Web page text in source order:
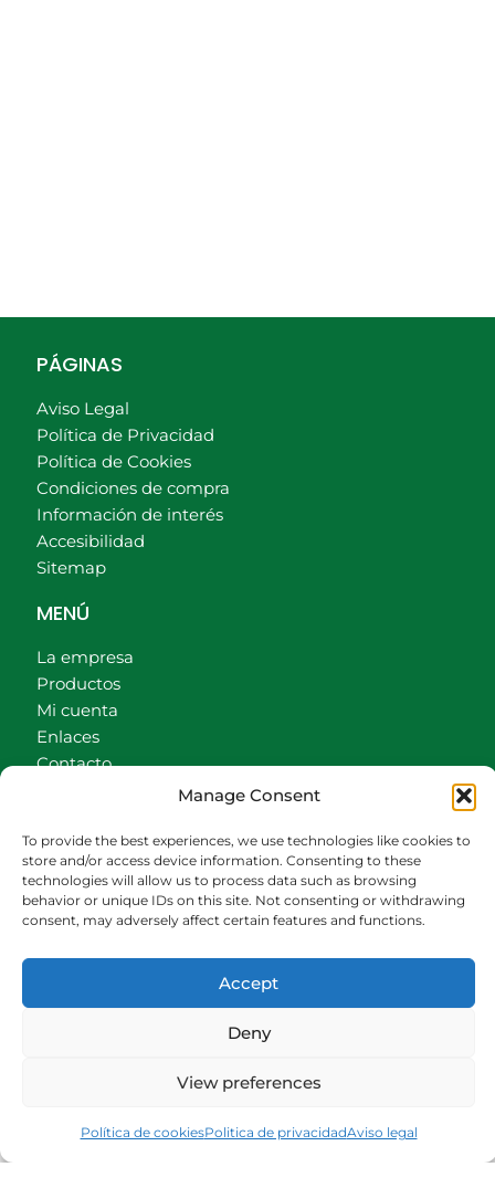
Manage Consent
To provide the best experiences, we use technologies like cookies to
store and/or access device information. Consenting to these
technologies will allow us to process data such as browsing
behavior or unique IDs on this site. Not consenting or withdrawing
consent, may adversely affect certain features and functions.
Accept
Deny
View preferences
Política de cookiesPolitica de privacidadAviso legal
PÁGINAS
Aviso Legal
Política de Privacidad
Política de Cookies
Condiciones de compra
Información de interés
Accesibilidad
Sitemap
MENÚ
La empresa
Productos
Mi cuenta
Enlaces
Contacto
CONTACTO
942540013
696426646
609472979
comercial@bediaycabarga.com
Fdez. Hontoria 20. Astillero. 39610 Cantabria
De lunes a viernes de 8:30 a 13:00 y de 15:00 a
Webmaster: Nuética Informática